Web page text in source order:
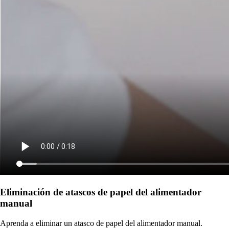
Eliminación de atascos de papel del alimentador
manual
Aprenda a eliminar un atasco de papel del alimentador manual.